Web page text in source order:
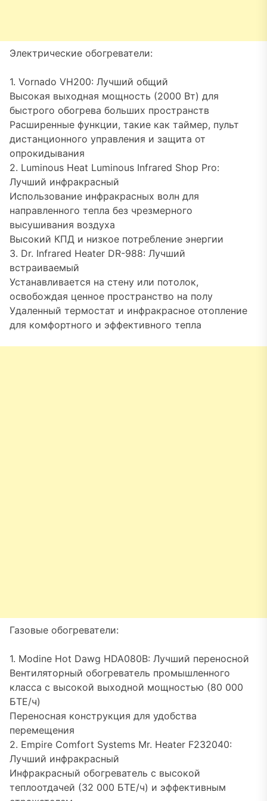
Электрические обогреватели:
1. Vornado VH200: Лучший общий
Высокая выходная мощность (2000 Вт) для
быстрого обогрева больших пространств
Расширенные функции, такие как таймер, пульт
дистанционного управления и защита от
опрокидывания
2. Luminous Heat Luminous Infrared Shop Pro:
Лучший инфракрасный
Использование инфракрасных волн для
направленного тепла без чрезмерного
высушивания воздуха
Высокий КПД и низкое потребление энергии
3. Dr. Infrared Heater DR-988: Лучший
встраиваемый
Устанавливается на стену или потолок,
освобождая ценное пространство на полу
Удаленный термостат и инфракрасное отопление
для комфортного и эффективного тепла
Газовые обогреватели:
1. Modine Hot Dawg HDA080B: Лучший переносной
Вентиляторный обогреватель промышленного
класса с высокой выходной мощностью (80 000
БТЕ/ч)
Переносная конструкция для удобства
перемещения
2. Empire Comfort Systems Mr. Heater F232040:
Лучший инфракрасный
Инфракрасный обогреватель с высокой
теплоотдачей (32 000 БТЕ/ч) и эффективным